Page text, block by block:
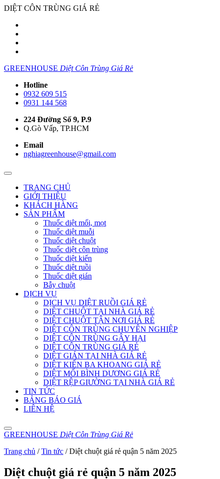
DIỆT CÔN TRÙNG GIÁ RẺ
GREENHOUSE Diệt Côn Trùng Giá Rẻ
Hotline
0932 609 515
0931 144 568
224 Đường Số 9, P.9
Q.Gò Vấp, TP.HCM
Email
nghiagreenhouse@gmail.com
TRANG CHỦ
GIỚI THIỆU
KHÁCH HÀNG
SẢN PHẨM
Thuốc diệt mối, mọt
Thuốc diệt muỗi
Thuốc diệt chuột
Thuốc diệt côn trùng
Thuốc diệt kiến
Thuốc diệt ruồi
Thuốc diệt gián
Bẫy chuột
DỊCH VỤ
DỊCH VỤ DIỆT RUỒI GIÁ RẺ
DIỆT CHUỘT TẠI NHÀ GIÁ RẺ
DIỆT CHUỘT TẬN NƠI GIÁ RẺ
DIỆT CÔN TRÙNG CHUYÊN NGHIỆP
DIỆT CÔN TRÙNG GÂY HẠI
DIỆT CÔN TRÙNG GIÁ RẺ
DIỆT GIÁN TẠI NHÀ GIÁ RẺ
DIỆT KIẾN BA KHOANG GIÁ RẺ
DIỆT MỐI BÌNH DƯƠNG GIÁ RẺ
DIỆT RỆP GIƯỜNG TẠI NHÀ GIÁ RẺ
TIN TỨC
BẢNG BÁO GIÁ
LIÊN HỆ
GREENHOUSE Diệt Côn Trùng Giá Rẻ
Trang chủ /Tin tức /Diệt chuột giá rẻ quận 5 năm 2025
Diệt chuột giá rẻ quận 5 năm 2025